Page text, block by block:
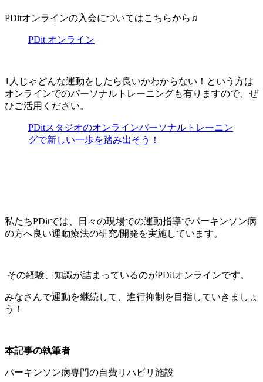
PDitオンラインの入会についてはこちらから♫
PDit オンライン
1人じゃどんな運動をしたら良いかわからない！という方は
オンラインでのパーソナルトレーニングも有りますので、ぜ
ひご活用ください。
PDitスタジオのオンラインパーソナルトレーニン
グで新しい一歩を踏み出そう！
私たちPDitでは、日々の現場での運動指導でパーキンソン病
の方へ良い運動療法の研究/開発を実施しています。
その経験、知識が詰まっているのがPDitオンラインです。
みなさんで運動を継続して、進行抑制を目指していきましょ
う！
本記事の執筆者
パーキンソン病専門の自費リハビリ施設